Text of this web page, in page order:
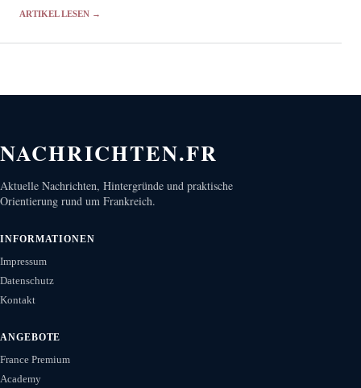
ARTIKEL LESEN →
NACHRICHTEN.FR
Aktuelle Nachrichten, Hintergründe und praktische
Orientierung rund um Frankreich.
INFORMATIONEN
Impressum
Datenschutz
Kontakt
ANGEBOTE
France Premium
Academy